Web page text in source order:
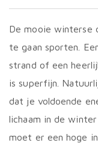
De mooie winterse
te gaan sporten.
strand of een
is superfijn.
dat je voldoende
lichaam in de
moet er een hoge